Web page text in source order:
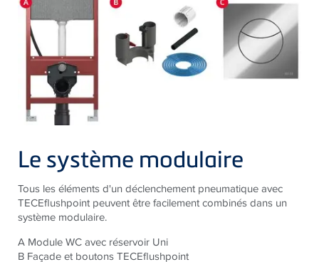
Le système modulaire
Tous les éléments d'un déclenchement pneumatique avec
TECEflushpoint peuvent être facilement combinés dans un
système modulaire.
A Module WC avec réservoir Uni
B Façade et boutons TECEflushpoint